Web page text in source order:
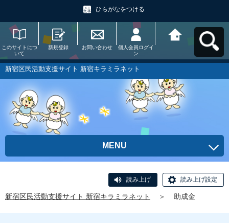
ひらがなをつける
このサイトにつ
いて
新規登録 お問い合わせ
個人会員ログイ
ン
ラミラネットへ
新宿区民活動支援サイト 新宿キラミラネット
MENU
読み上げ 読み上げ設定
新宿区民活動支援サイト 新宿キラミラネット ＞ 助成金